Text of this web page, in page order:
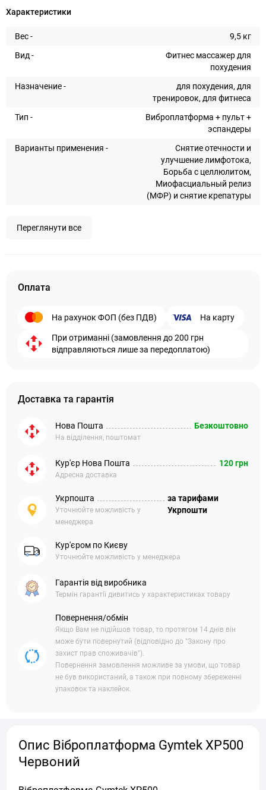
Характеристики
Вес -
9,5 кг
Вид -
Фитнес массажер для
похудения
Назначение -
для похудения, для
тренировок, для фитнеса
Тип -
Виброплатформа + пульт +
эспандеры
Варианты применения -
Снятие отечности и
улучшение лимфотока,
Борьба с целлюлитом,
Миофасциальный релиз
(МФР) и снятие крепатуры
Переглянути все
Оплата
На рахунок ФОП (без ПДВ) На карту
При отриманні (замовлення до 200 грн
відправляються лише за передоплатою)
Доставка та гарантія
Нова Пошта
На відділення, поштомат
Безкоштовно
Кур'єр Нова Пошта
Адресна доставка
120 грн
Укрпошта
Уточнюйте можливість у
менеджера
за тарифами
Укрпошти
Кур'єром по Києву
Уточнюйте можливість у менеджера
Гарантія від виробника
Термін гарантії дивитись у характеристиках товару
Повернення/обмін
Якщо Вам не підійшов товар, то протягом 14 днів він
може бути повернутий (відповідно до "Закону про
захист прав споживачів").
Повернення замовлення можливе за умови, що товар
не був використаний, а також при повному збереженні
упаковок та наклейок.
Опис Віброплатформа Gymtek XP500
Червоний